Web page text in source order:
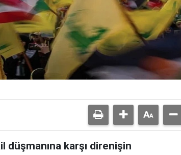
karşı direnişin